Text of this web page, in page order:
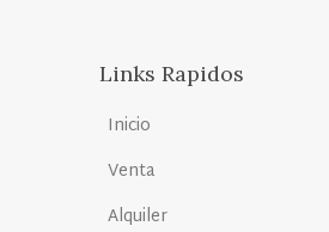
Links Rapidos
Inicio
Venta
Alquiler